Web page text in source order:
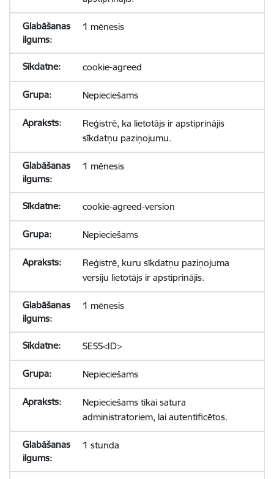
1 mēnesis
cookie-agreed
Nepieciešams
Reģistrē, ka lietotājs ir apstiprinājis
sīkdatņu paziņojumu.
1 mēnesis
cookie-agreed-version
Nepieciešams
Reģistrē, kuru sīkdatņu paziņojuma
versiju lietotājs ir apstiprinājis.
1 mēnesis
SESS<ID>
Nepieciešams
Nepieciešams tikai satura
administratoriem, lai autentificētos.
1 stunda